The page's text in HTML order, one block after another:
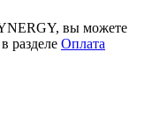
вы можете
разделе Оплата